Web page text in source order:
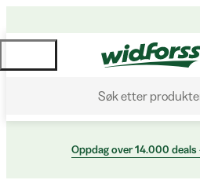
Søk etter
Oppdag over 14.000